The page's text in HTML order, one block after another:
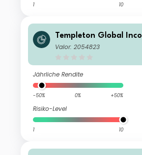
1 10
Templeton Global
c)USD
Valor: 2054823
Jährliche Rendite
-50% 0% +50%
Risiko-Level
1 10